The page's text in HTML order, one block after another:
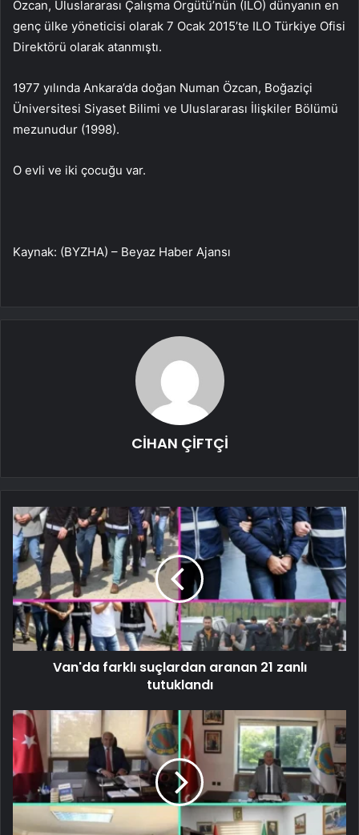
Özcan, Uluslararası Çalışma Örgütü’nün (ILO) dünyanın en
genç ülke yöneticisi olarak 7 Ocak 2015’te ILO Türkiye Ofisi
Direktörü olarak atanmıştı.
1977 yılında Ankara’da doğan Numan Özcan, Boğaziçi
Üniversitesi Siyaset Bilimi ve Uluslararası İlişkiler Bölümü
mezunudur (1998).
O evli ve iki çocuğu var.
Kaynak: (BYZHA) – Beyaz Haber Ajansı
CİHAN ÇİFTÇİ
Van'da farklı suçlardan aranan 21 zanlı
tutuklandı